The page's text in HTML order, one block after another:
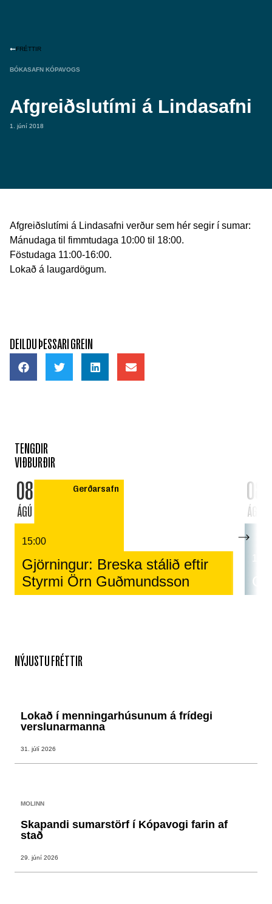
FRÉTTIR
BÓKASAFN KÓPAVOGS
Afgreiðslutími á Lindasafni
1. júní 2018
Afgreiðslutími á Lindasafni verður sem hér segir í sumar:
Mánudaga til fimmtudaga 10:00 til 18:00.
Föstudaga 11:00-16:00.
Lokað á laugardögum.
DEILDU ÞESSARI GREIN
TENGDIR
VIÐBURÐIR
08
ÁGÚ
Gerðarsafn
15:00
Gjörningur: Breska stálið eftir
Styrmi Örn Guðmundsson
08
ÁGÚ
NÝJUSTU FRÉTTIR
Lokað í menningarhúsunum á frídegi
verslunarmanna
31. júlí 2026
MOLINN
Skapandi sumarstörf í Kópavogi farin af
stað
29. júní 2026